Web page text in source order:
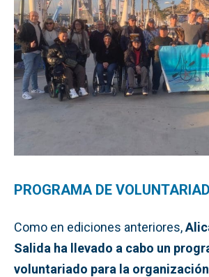
PROGRAMA DE
Como en ediciones anteriores,
Salida ha llevado a cabo un
voluntariado para la